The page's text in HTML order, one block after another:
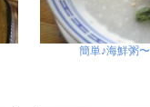
簡単♪海鮮粥